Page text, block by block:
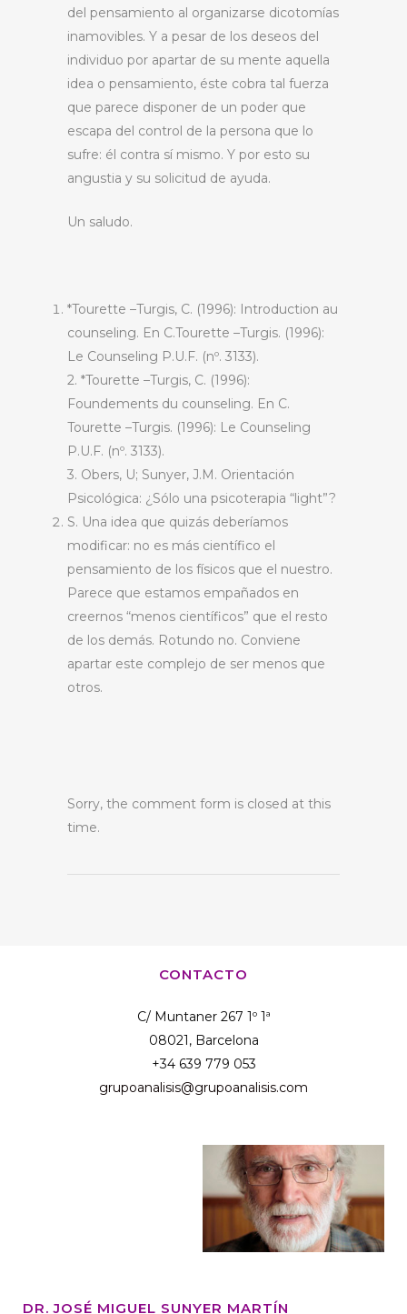
del pensamiento al organizarse dicotomías
inamovibles. Y a pesar de los deseos del
individuo por apartar de su mente aquella
idea o pensamiento, éste cobra tal fuerza
que parece disponer de un poder que
escapa del control de la persona que lo
sufre: él contra sí mismo. Y por esto su
angustia y su solicitud de ayuda.
Un saludo.
*Tourette –Turgis, C. (1996): Introduction au
counseling. En C.Tourette –Turgis. (1996):
Le Counseling P.U.F. (nº. 3133).
2. *Tourette –Turgis, C. (1996):
Foundements du counseling. En C.
Tourette –Turgis. (1996): Le Counseling
P.U.F. (nº. 3133).
3. Obers, U; Sunyer, J.M. Orientación
Psicológica: ¿Sólo una psicoterapia “light”?
S. Una idea que quizás deberíamos
modificar: no es más científico el
pensamiento de los físicos que el nuestro.
Parece que estamos empañados en
creernos “menos científicos” que el resto
de los demás. Rotundo no. Conviene
apartar este complejo de ser menos que
otros.
Sorry, the comment form is closed at this
time.
CONTACTO
C/ Muntaner 267 1º 1ª
08021, Barcelona
+34 639 779 053
grupoanalisis@grupoanalisis.com
DR. JOSÉ MIGUEL SUNYER MARTÍN